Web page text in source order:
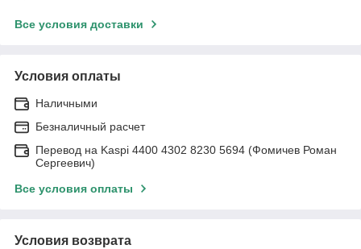
Все условия доставки
Условия оплаты
Наличными
Безналичный расчет
Перевод на Kaspi 4400 4302 8230 5694 (Фомичев Роман
Сергеевич)
Все условия оплаты
Условия возврата